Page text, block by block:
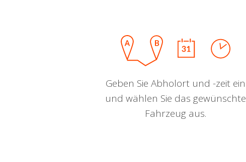
Geben Sie Abholort und -zeit ein
und wählen Sie das gewünschte
Fahrzeug aus.